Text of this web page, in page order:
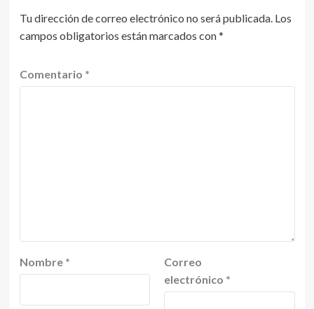
Tu dirección de correo electrónico no será publicada. Los
campos obligatorios están marcados con*
Comentario *
Nombre *
Correo
electrónico *